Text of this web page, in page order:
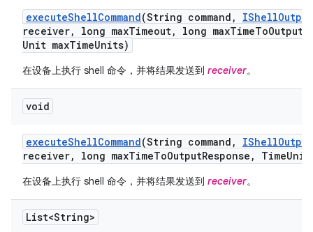
executeShellCommand(String command , IShellOutput
receiver, long maxTimeout, long maxTimeToOutput
Unit maxTimeUnits)
在设备上执行 shell 命令，并将结果发送到 receiver。
void
executeShellCommand(String command , IShellOutput
receiver, long maxTimeToOutputResponse , TimeUnit
在设备上执行 shell 命令，并将结果发送到 receiver。
List<String>